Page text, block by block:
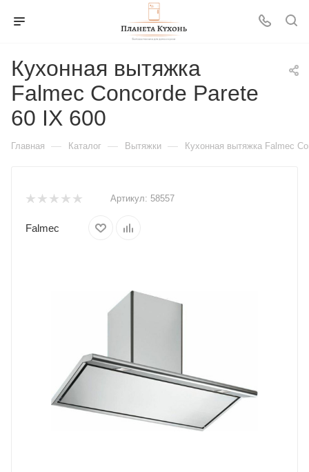
Кухонная вытяжка
Falmec Concorde Parete
60 IX 600
Главная — Каталог — Вытяжки — Кухонная вытяжка Falmec
Артикул: 58557
Falmec